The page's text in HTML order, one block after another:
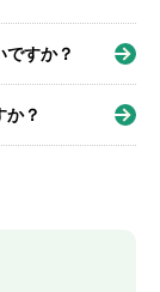
ですか？
か？